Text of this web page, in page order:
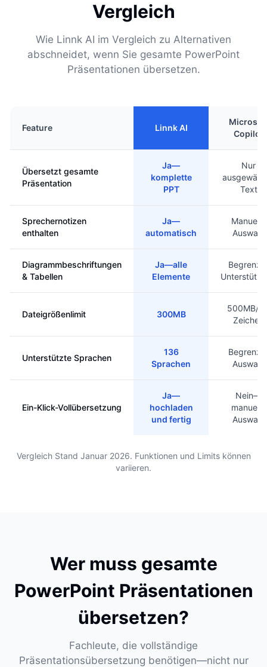
Vergleich
Wie Linnk AI im Vergleich zu Alternativen
abschneidet, wenn Sie gesamte PowerPoint
Präsentationen übersetzen.
Feature Linnk AI
Copilot
Übersetzt gesamte
Präsentation
Ja—
komplette
PPT
Nur
Text
Sprechernotizen
enthalten
Ja—
automatisch
Manuelle
Auswahl
Diagrammbeschriftungen
& Tabellen
Ja—alle
Elemente
Dateigrößenlimit 300MB
500MB/
Zeichen
Unterstützte Sprachen
136
Sprachen
Auswahl
Ein-Klick-Vollübersetzung
Ja—
hochladen
und fertig
Nein—
manuelle
Auswahl
Vergleich Stand Januar 2026. Funktionen und Limits können
variieren.
Wer muss gesamte
PowerPoint Präsentationen
übersetzen?
Fachleute, die vollständige
Präsentationsübersetzung benötigen—nicht nur